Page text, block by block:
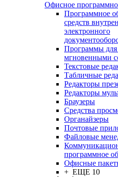
Офисное
Программное
средств
электронного
Программы для
мгновенными
Текстовые
Табличные
Редакторы
Редакторы
Браузеры
Средства
Органайзеры
Почтовые
Файловые
программное
Офисные
+ ЕЩЕ 10